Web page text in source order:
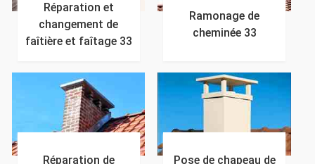
Réparation et
changement de
faîtière et faîtage 33
Ramonage de
cheminée 33
Réparation de
Pose de chapeau de